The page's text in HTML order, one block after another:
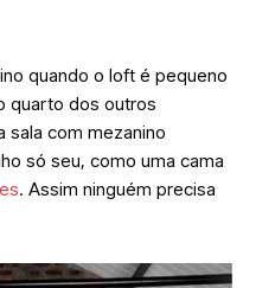
quando o loft é pequeno
quarto dos outros
sala com mezanino
só seu, como uma cama
. Assim ninguém precisa